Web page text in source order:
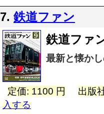
7. 鉄道ファン
鉄道ファ
最新と懐か
定価: 1100 円
出版
入する